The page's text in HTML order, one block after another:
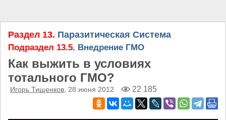
Раздел 13. Паразитическая Система
Подраздел 13.5. Внедрение ГМО
Как выжить в условиях
тотального ГМО?
Игорь Тищенков , 28 июня 2012 22 185